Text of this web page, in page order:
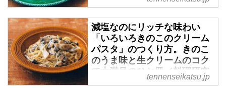
料理研究家・藤井恵さん - 天
然生活web
減塩なのにリッチな味わい
「いろいろきのこのクリーム
パスタ」のつくり方。きのこ
のうま味と生クリームのコク
で大満足のひと皿／料理研究
家・藤井恵さん - 天然生活
tennenseikatsu.jp